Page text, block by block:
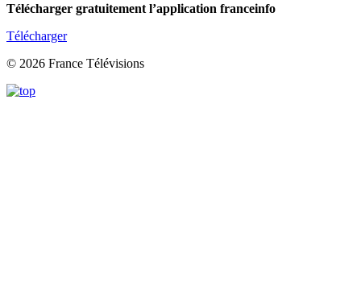
Télécharger gratuitement l’application franceinfo
Télécharger
© 2026 France Télévisions